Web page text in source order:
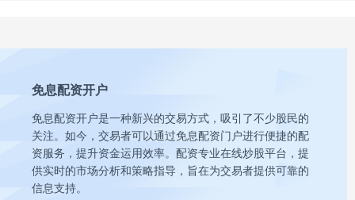
免息配资开户
免息配资开户是一种新兴的交易方式，吸引了不少股民的
关注。如今，交易者可以通过免息配资门户进行便捷的配
资服务，提升资金运用效率。配资专业在线炒股平台，提
供实时的市场分析和策略指导，旨在为交易者提供可靠的
信息支持。